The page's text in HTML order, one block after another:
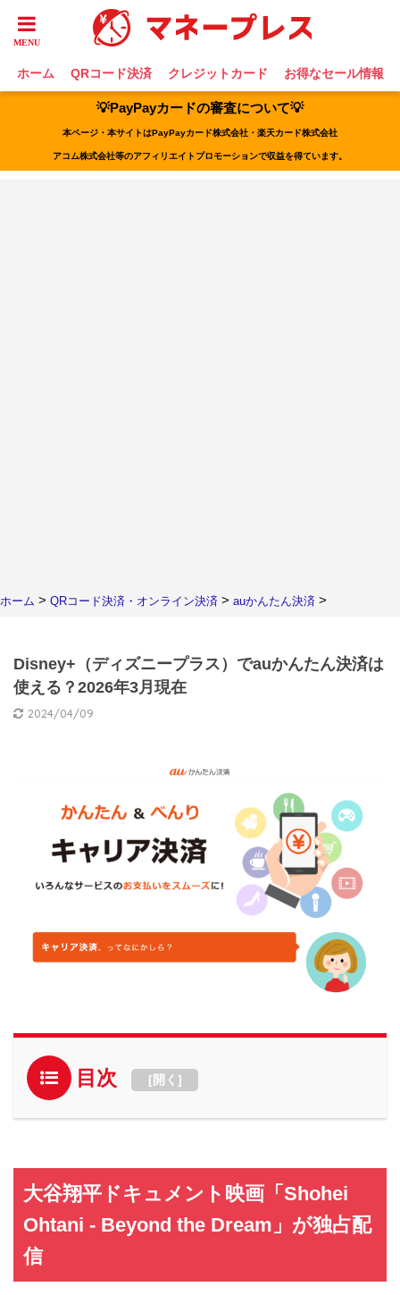
ホーム QRコード決済 クレジットカード お得なセール情報
💡PayPayカードの審査について💡
本ページ・本サイトはPayPayカード株式会社・楽天カード株式会社
アコム株式会社等のアフィリエイトプロモーションで収益を得ています。
ホーム > QRコード決済・オンライン決済 > auかんたん決済 >
Disney+（ディズニープラス）でauかんたん決済は
使える？2026年3月現在
2024/04/09
目次 [開く ]
大谷翔平ドキュメント映画「Shohei
Ohtani - Beyond the Dream」が独占配
信